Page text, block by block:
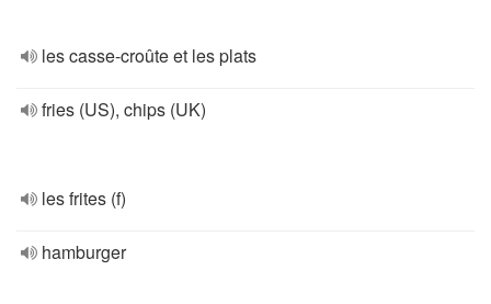
les casse-croûte et les plats
fries (US), chips (UK)
les frites (f)
hamburger